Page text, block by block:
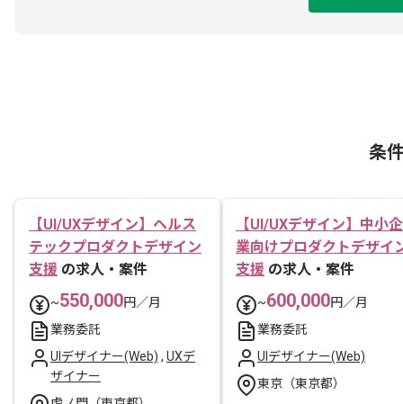
条
【UI/UXデザイン】ヘルス
テックプロダクトデザイン
支援 の求人・案件
~550,000円／月
業務委託
UIデザイナー(Web) , UXデ
ザイナー
【UI/UXデザイン】中小企
業向けプロダクトデザイ
支援 の求人・案件
~600,000円／月
業務委託
UIデザイナー(Web)
東京（東京都）